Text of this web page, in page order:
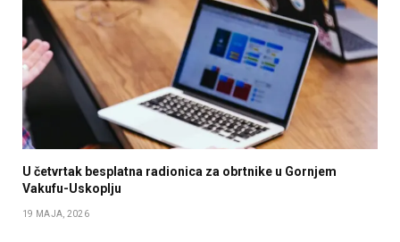
U četvrtak besplatna radionica za obrtnike u Gornjem
Vakufu-Uskoplju
19 MAJA, 2026